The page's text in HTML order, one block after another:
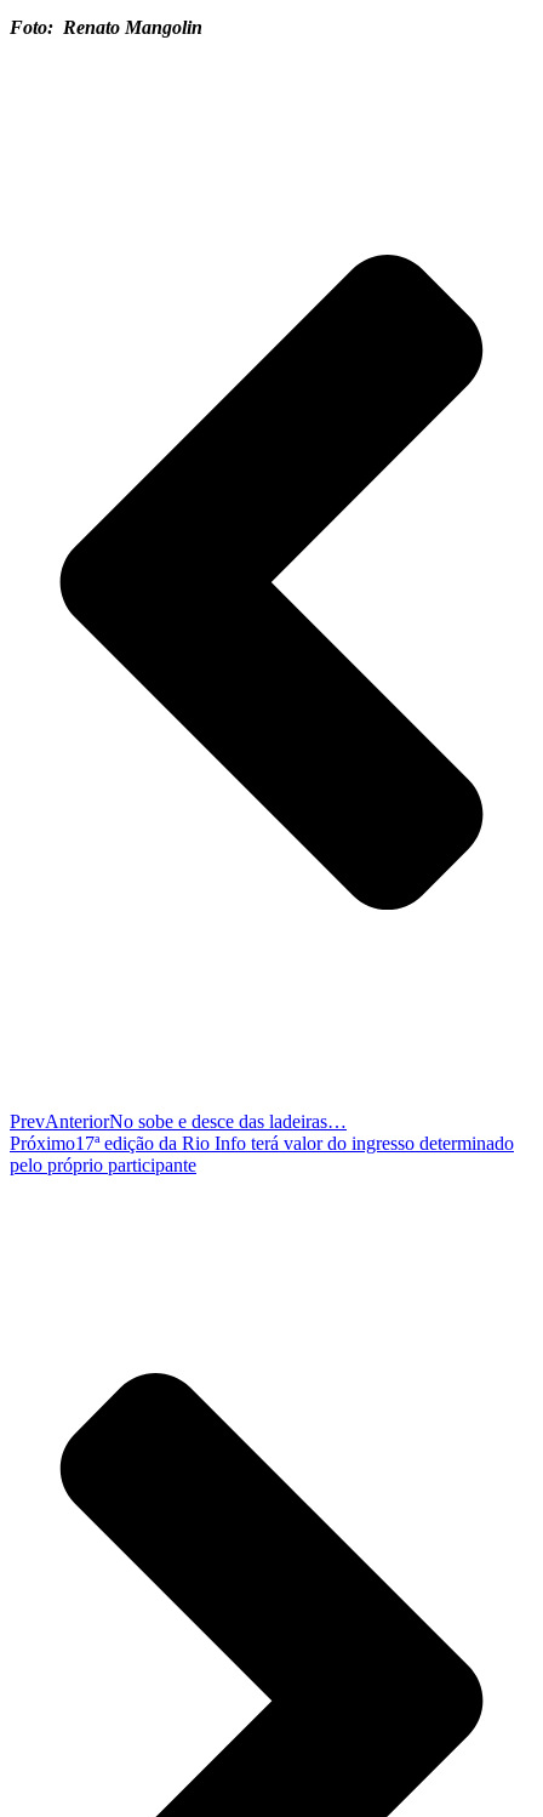
Foto: Renato Mangolin
PrevAnteriorNo sobe e desce das ladeiras…
Próximo17ª edição da Rio Info terá valor do ingresso determinado
pelo próprio participante